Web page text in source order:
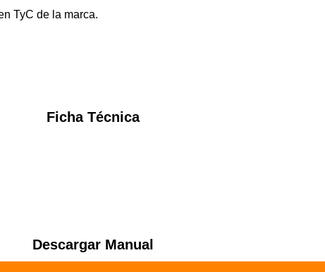
TyC de la marca.
Ficha Técnica
Descargar Manual